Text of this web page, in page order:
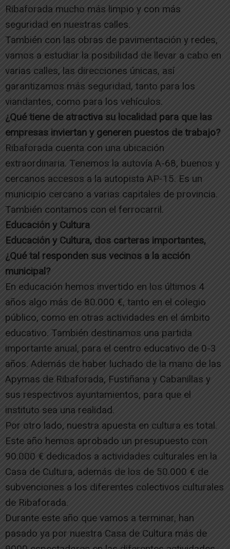
Ribaforada mucho más limpio y con más
seguridad en nuestras calles.
También con las obras de pavimentación y redes,
vamos a estudiar la posibilidad de llevar a cabo en
varias calles, las direcciones únicas, así
garantizamos más seguridad, tanto para los
viandantes, como para los vehículos.
¿Qué tiene de atractiva su localidad para que las
empresas inviertan y generen puestos de trabajo?
Ribaforada cuenta con una ubicación
extraordinaria. Tenemos la autovía A-68, buenos y
cercanos accesos a la autopista AP-15. Es un
municipio cercano a varias capitales de provincia.
También contamos con el ferrocarril.
Educación y Cultura
Educación y Cultura, dos carteras importantes,
¿Qué tal responden sus vecinos a la acción
municipal?
En educación hemos invertido en los últimos 4
años algo más de 80.000 €, tanto en el colegio
público, como en otras actividades en el ámbito
educativo. También destinamos una partida
importante anual, para el centro educativo de 0-3
años. Además de haber luchado de la mano de las
Apymas de Ribaforada, Fustiñana y Cabanillas y
sus respectivos ayuntamientos, para que el
instituto sea una realidad.
Por otro lado, nuestra apuesta en cultura es total.
Este año hemos aprobado un presupuesto con
90.000 € dedicados a actividades culturales en la
Casa de Cultura, además de los de 50.000 € de
subvenciones a los diferentes colectivos culturales
de Ribaforada.
Durante este año que vamos a terminar, han
pasado ya por nuestra Casa de Cultura más de